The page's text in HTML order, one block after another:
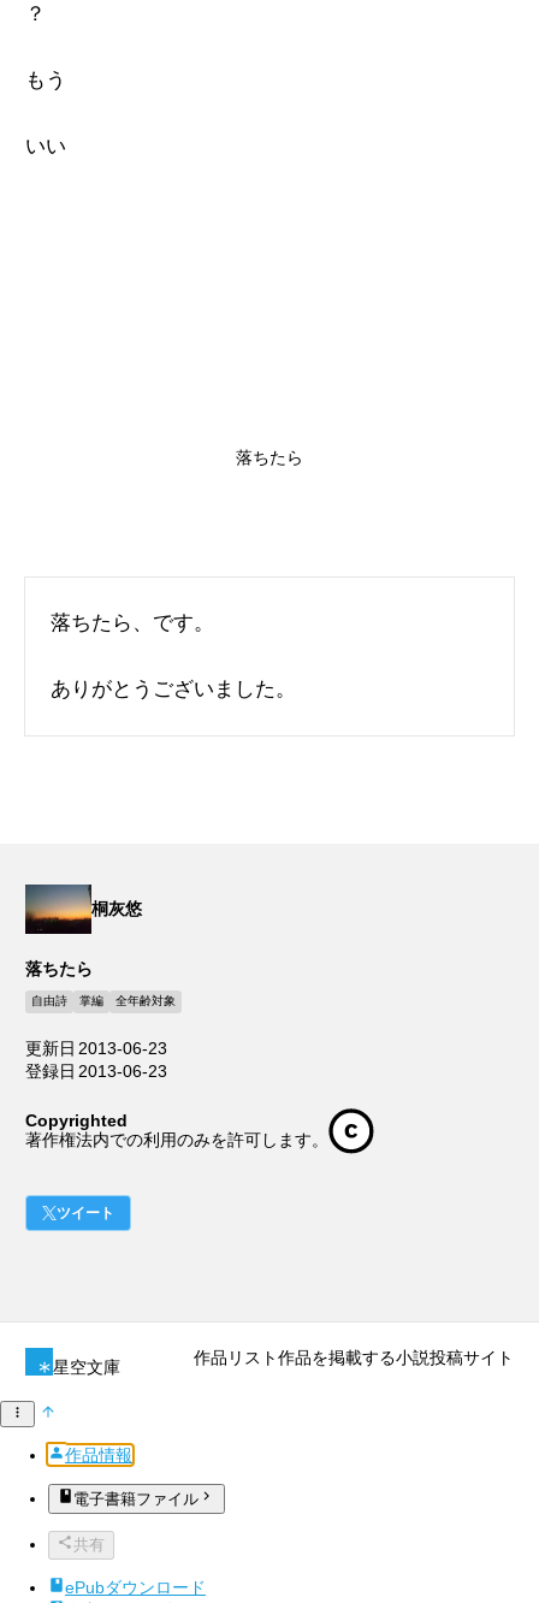
？
もう
いい
落ちたら
落ちたら、です。
ありがとうございました。
桐灰悠
落ちたら
自由詩 掌編 全年齢対象
更新日 2013-06-23
登録日 2013-06-23
Copyrighted
著作権法内での利用のみを許可します。
ツイート
星空文庫 作品リスト作品を掲載する小説投稿サイト
作品情報
電子書籍ファイル
共有
ePubダウンロード